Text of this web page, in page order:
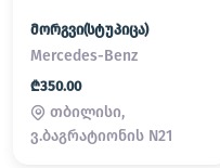
მორგვი(სტუპიცა)
Mercedes-Benz
₾350.00
თბილისი,
ვ.ბაგრატიონის N21